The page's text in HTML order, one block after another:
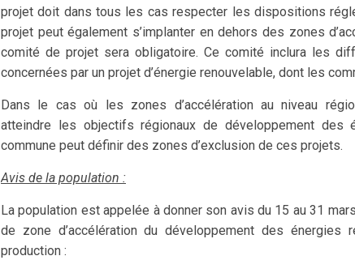
projet doit dans tous les cas respecter les dispositions
projet peut également s’implanter en dehors des zones
comité de projet sera obligatoire. Ce comité inclura les
concernées par un projet d’énergie renouvelable, dont les
Dans le cas où les zones d’accélération au niveau
atteindre les objectifs régionaux de développement des
commune peut définir des zones d’exclusion de ces projets.
Avis de la population :
La population est appelée à donner son avis du 15 au 31
de zone d’accélération du développement des énergies
production :